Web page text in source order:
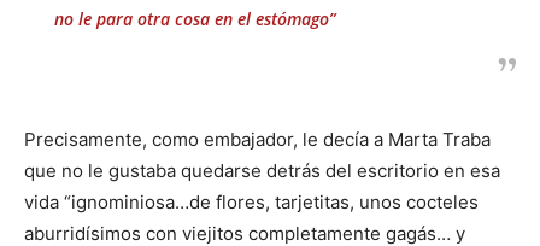
no le para otra cosa en el estómago”
Precisamente, como embajador, le decía a Marta Traba
que no le gustaba quedarse detrás del escritorio en esa
vida “ignominiosa…de flores, tarjetitas, unos cocteles
aburridísimos con viejitos completamente gagás… y